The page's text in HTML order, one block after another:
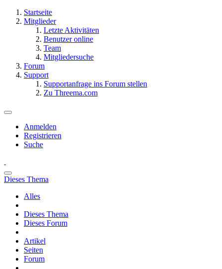
Startseite
Mitglieder
Letzte Aktivitäten
Benutzer online
Team
Mitgliedersuche
Forum
Support
Supportanfrage ins Forum stellen
Zu Threema.com
Anmelden
Registrieren
Suche
Dieses Thema
Alles
Dieses Thema
Dieses Forum
Artikel
Seiten
Forum